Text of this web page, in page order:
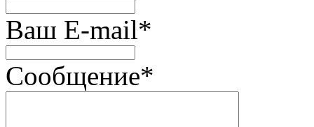
Ваш E-mail*
Сообщение*